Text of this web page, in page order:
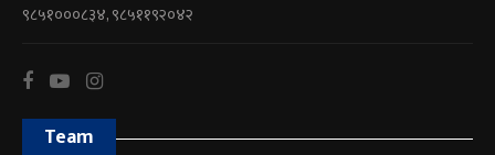
९८५१०००८३४, ९८५११९२०४२
Team